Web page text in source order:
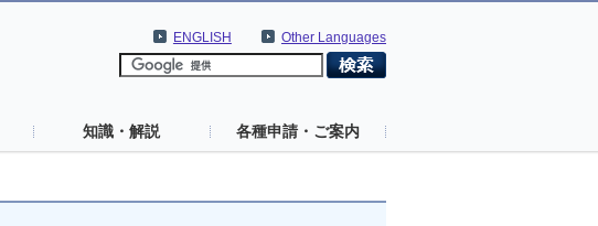
Other Languages
ENGLISH
知識・解説 各種申請・ご案内